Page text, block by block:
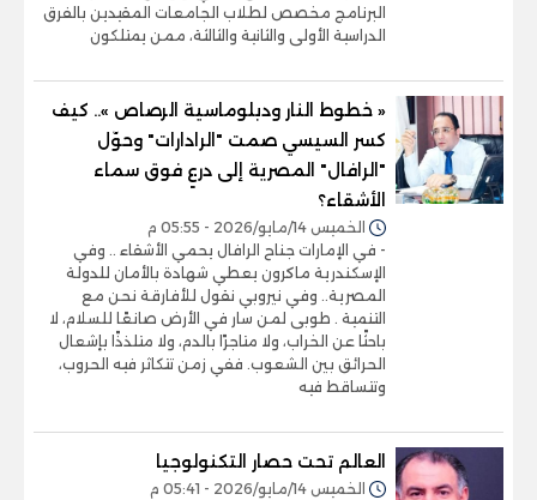
البرنامج مخصص لطلاب الجامعات المقيدين بالفرق
الدراسية الأولى والثانية والثالثة، ممن يمتلكون
« خطوط النار ودبلوماسية الرصاص ».. كيف
كسر السيسي صمت "الرادارات" وحوّل
"الرافال" المصرية إلى درعٍ فوق سماء
الأشقاء؟
الخميس 14/مايو/2026 - 05:55 م
- في الإمارات جناح الرافال يحمي الأشقاء .. وفي
الإسكندرية ماكرون يعطي شهادة بالأمان للدولة
المصرية.. وفي نيروبي نقول للأفارقة نحن مع
التنمية . طوبى لمن سار في الأرض صانعًا للسلام، لا
باحثًا عن الخراب، ولا متاجرًا بالدم، ولا متلذذًا بإشعال
الحرائق بين الشعوب. ففي زمن تتكاثر فيه الحروب،
وتتساقط فيه
العالم تحت حصار التكنولوجيا
الخميس 14/مايو/2026 - 05:41 م